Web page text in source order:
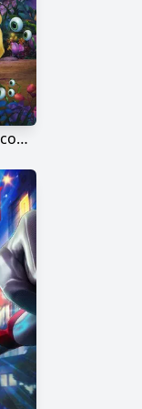
Los Pitufos: La aldea escondida